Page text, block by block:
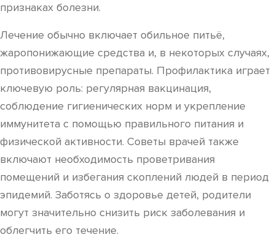
признаках болезни.
Лечение обычно включает обильное питьё,
жаропонижающие средства и, в некоторых случаях,
противовирусные препараты. Профилактика играет
ключевую роль: регулярная вакцинация,
соблюдение гигиенических норм и укрепление
иммунитета с помощью правильного питания и
физической активности. Советы врачей также
включают необходимость проветривания
помещений и избегания скоплений людей в период
эпидемий. Заботясь о здоровье детей, родители
могут значительно снизить риск заболевания и
облегчить его течение.